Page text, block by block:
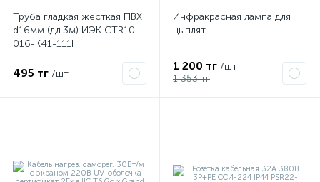
Труба гладкая жесткая ПВХ
d16мм (дл.3м) ИЭК CTR10-
016-K41-111I
495 тг /шт
Инфракрасная лампа для
цыплят
1 200 тг /шт
1 353 тг